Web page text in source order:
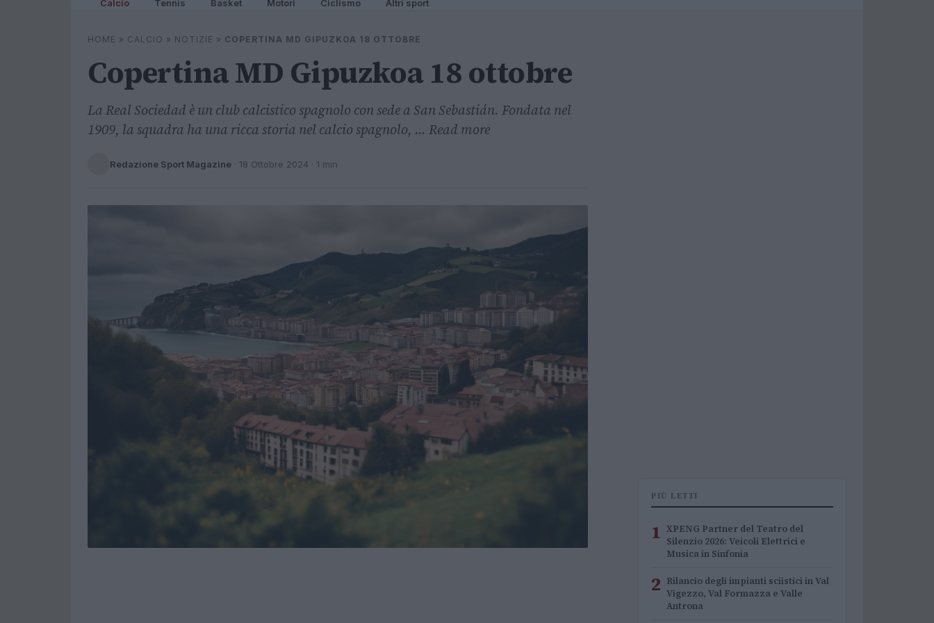
Calcio Tennis Basket Motori Ciclismo Altri sport
HOME » CALCIO » NOTIZIE » COPERTINA MD GIPUZKOA 18 OTTOBRE
Copertina MD Gipuzkoa 18 ottobre
La Real Sociedad è un club calcistico spagnolo con sede a San Sebastián. Fondata nel
1909, la squadra ha una ricca storia nel calcio spagnolo, ... Read more
Redazione Sport Magazine · 18 Ottobre 2024 · 1 min
PIÙ LETTI
1 XPENG Partner del Teatro del
Silenzio 2026: Veicoli Elettrici e
Musica in Sinfonia
2 Rilancio degli impianti sciistici in Val
Vigezzo, Val Formazza e Valle
Antrona